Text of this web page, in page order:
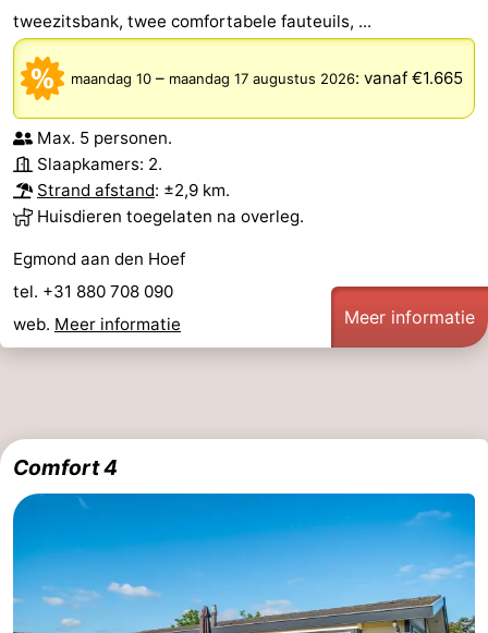
tweezitsbank, twee comfortabele fauteuils, ...
maandag 10 – maandag 17 augustus 2026: vanaf €1.665
Max. 5 personen.
Slaapkamers: 2.
Strand afstand: ±2,9 km.
Huisdieren toegelaten na overleg.
Egmond aan den Hoef
tel. +31 880 708 090
web. Meer informatie Meer informatie
Comfort 4